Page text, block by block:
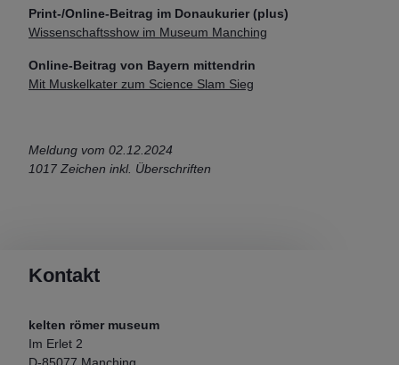
Print-/Online-Beitrag im Donaukurier (plus)
Wissenschaftsshow im Museum Manching
Online-Beitrag von Bayern mittendrin
Mit Muskelkater zum Science Slam Sieg
Meldung vom 02.12.2024
1017 Zeichen inkl. Überschriften
Kontakt
kelten römer museum
Im Erlet 2